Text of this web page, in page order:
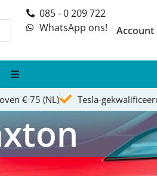
085 - 0 209 722
WhatsApp ons!
Account
€ 75 (NL) Tesla-